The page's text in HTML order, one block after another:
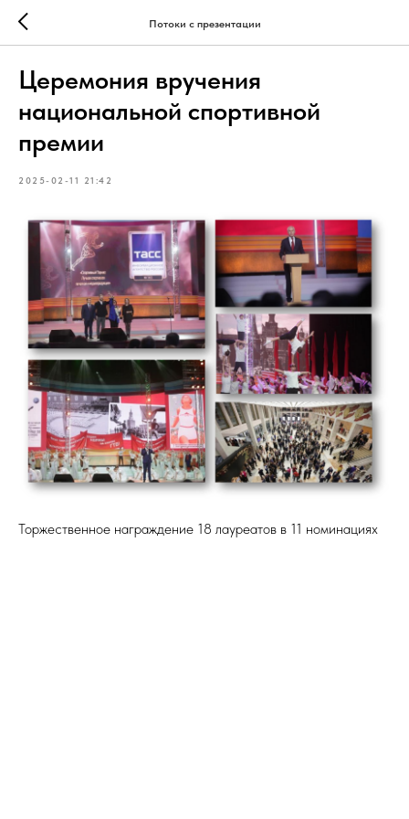
Потоки с презентации
Церемония вручения
национальной спортивной
премии
2025-02-11 21:42
Торжественное награждение 18 лауреатов в 11 номинациях